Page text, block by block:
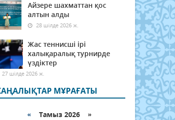
Айзере шахматтан қос
алтын алды
28 шілде 2026 ж.
Жас теннисші ірі
халықаралық турнирде
үздіктер
27 шілде 2026 ж.
МҰРАҒАТЫ
« Тамыз 2026 »